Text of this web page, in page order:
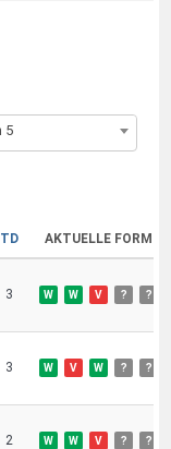
5
TD AKTUELLE FORM
3 W W V ? ?
3 W V W ? ?
2 W W V ? ?